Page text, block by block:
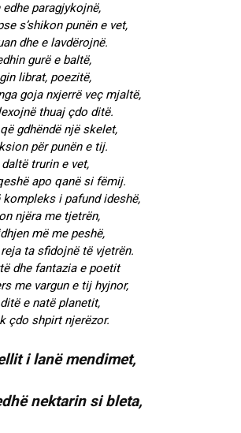
paragjykojnë,
s’shikon punën e vet,
dhe e lavdërojnë.
gurë e baltë,
librat, poezitë,
goja nxjerrë veç mjaltë,
thuaj çdo ditë.
gdhëndë një skelet,
për punën e tij.
trurin e vet,
apo qanë si fëmij.
kompleks i pafund ideshë,
njëra me tjetrën,
më me peshë,
ta sfidojnë të vjetrën.
dhe fantazia e poetit
me vargun e tij hyjnor,
e natë planetit,
çdo shpirt njerëzor.
i lanë mendimet,
nektarin si bleta,